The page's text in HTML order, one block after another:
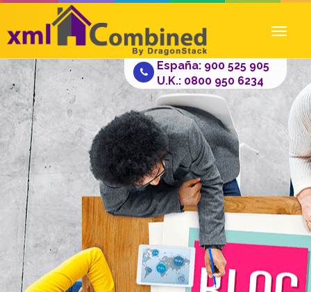
España: 900 525 905
U.K.: 0800 950 6234